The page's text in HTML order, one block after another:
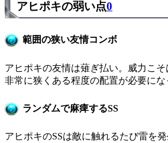
アヒポキの弱い点0
範囲の狭い友情コンボ
アヒポキの友情は薙ぎ払い。威力こ
非常に狭くある程度の配置が必要にな
ランダムで麻痺するSS
アヒポキのSSは敵に触れるたび雷を発